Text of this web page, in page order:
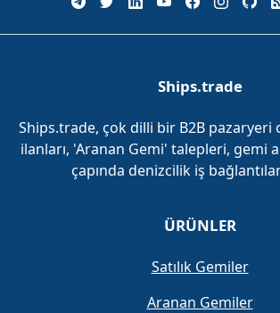
Ships.trade
Ships.trade, çok dilli bir B2B pazaryeri
ilanları, 'Aranan Gemi' talepleri, gemi
çapında denizcilik iş
ÜRÜNLER
Satılık Gemiler
Aranan Gemiler